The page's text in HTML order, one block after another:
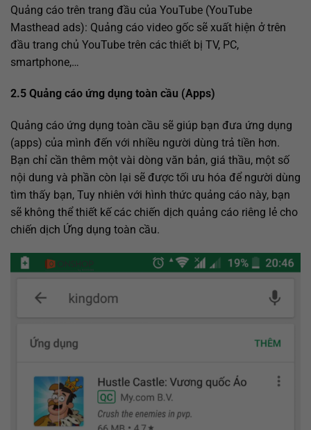
Quảng cáo trên trang đầu của YouTube (YouTube
Masthead ads): Quảng cáo video gốc sẽ xuất hiện ở trên
đầu trang chủ YouTube trên các thiết bị TV, PC,
smartphone,…
2.5 Quảng cáo ứng dụng toàn cầu (Apps)
Quảng cáo ứng dụng toàn cầu sẽ giúp bạn đưa ứng dụng
(apps) của mình đến với nhiều người dùng trả tiền hơn.
Bạn chỉ cần thêm một vài dòng văn bản, giá thầu, một số
nội dung và phần còn lại sẽ được tối ưu hóa để người dùng
tìm thấy bạn, Tuy nhiên với hình thức quảng cáo này, bạn
sẽ không thể thiết kế các chiến dịch quảng cáo riêng lẻ cho
chiến dịch Ứng dụng toàn cầu.